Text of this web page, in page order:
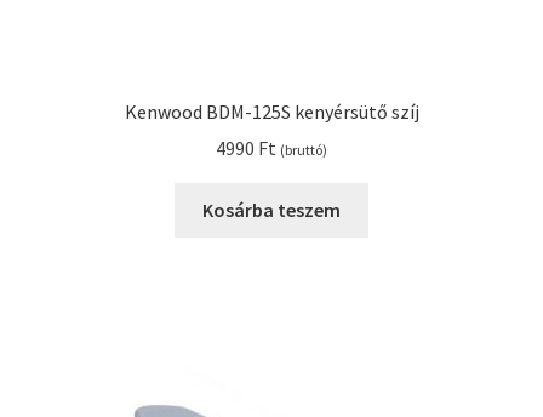
Kenwood BDM-125S kenyérsütő szíj
4990 Ft (bruttó)
Kosárba teszem